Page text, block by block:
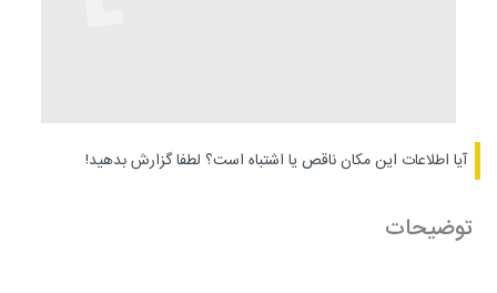
آیا اطلاعات این مکان ناقص یا اشتباه است؟ لطفا گزارش بدهید!
توضیحات